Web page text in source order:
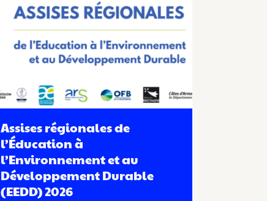
Assises régionales de
l’Éducation à
l’Environnement et au
Développement Durable
(EEDD) 2026